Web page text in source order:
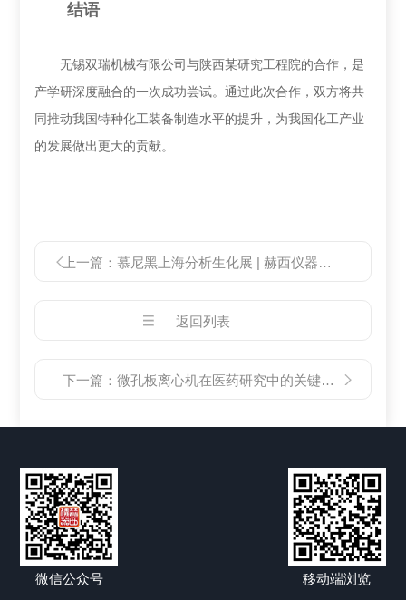
结语
无锡双瑞机械有限公司与陕西某研究工程院的合作，是
产学研深度融合的一次成功尝试。通过此次合作，双方将共
同推动我国特种化工装备制造水平的提升，为我国化工产业
的发展做出更大的贡献。
上一篇：慕尼黑上海分析生化展 | 赫西仪器邀您共赴行业盛会
返回列表
下一篇：微孔板离心机在医药研究中的关键作用
微信公众号 移动端浏览